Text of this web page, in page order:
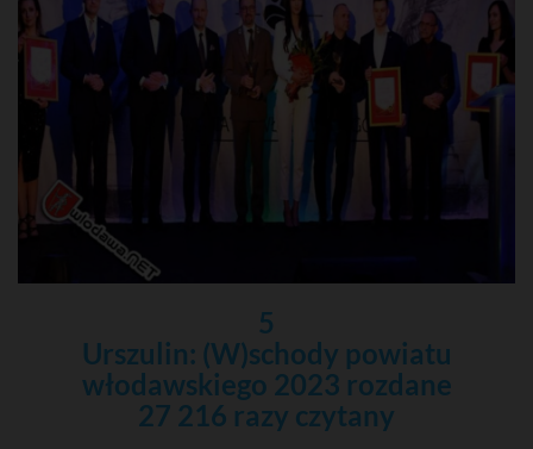
5
Urszulin: (W)schody powiatu
włodawskiego 2023 rozdane
27 216 razy czytany